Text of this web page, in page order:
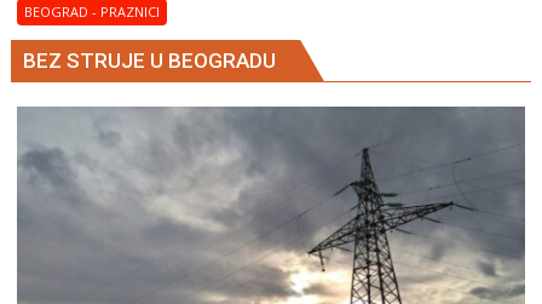
BEOGRAD - PRAZNICI
BEZ STRUJE U BEOGRADU